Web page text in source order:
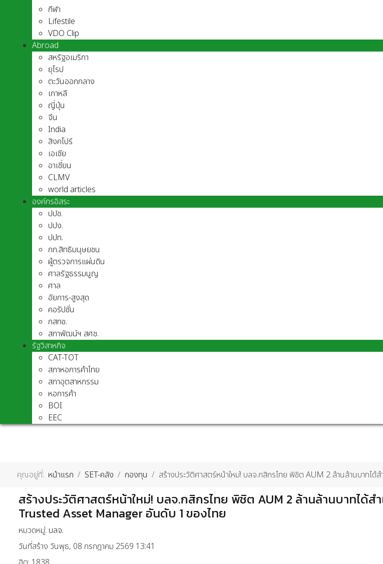
กีฬา
Lifestile
VDO Clip
Abroad
สหรัฐอเมริกา
ยุโรป
ตะวันออกกลาง
เกาหลี
ญี่ปุ่น
จีน
India
สิงคโปร์
เอเชีย
อาเชี่ยน
CLMV
world articles
องค์กรอิสระ
ปปช.
ปปง.
ปปท.
กก.สิทธิมนุษยชน
ผู้ตรวจการแผ่นดิน
ศาลรัฐธรรมนูญ
ศาล
อัยการ-สูงสุด
คอรัปชั่น
กสทช.
สภาพัฒน์ฯ สศช.
รัฐวิสาหกิจ
CAT-TOT
สภาหอการค้าไทย
สภาอุตสาหกรรม
หอการค้า
BOI
EEC
คุณอยู่ที่: หน้าแรก SET-คลัง กองทุน สร้างประวัติศาสตร์หน้าใหม่! บลจ.กสิกรไทย พิชิต AUM 2 ล้านล้านบาทไ
สร้างประวัติศาสตร์หน้าใหม่! บลจ.กสิกรไทย พิชิต AUM 2 ล้านล้านบาทได้ส
Trusted Asset Manager อันดับ 1 ของไทย
หมวดหมู่: บลจ.
วันที่สร้าง วันพุธ, 08 กรกฎาคม 2569 13:41